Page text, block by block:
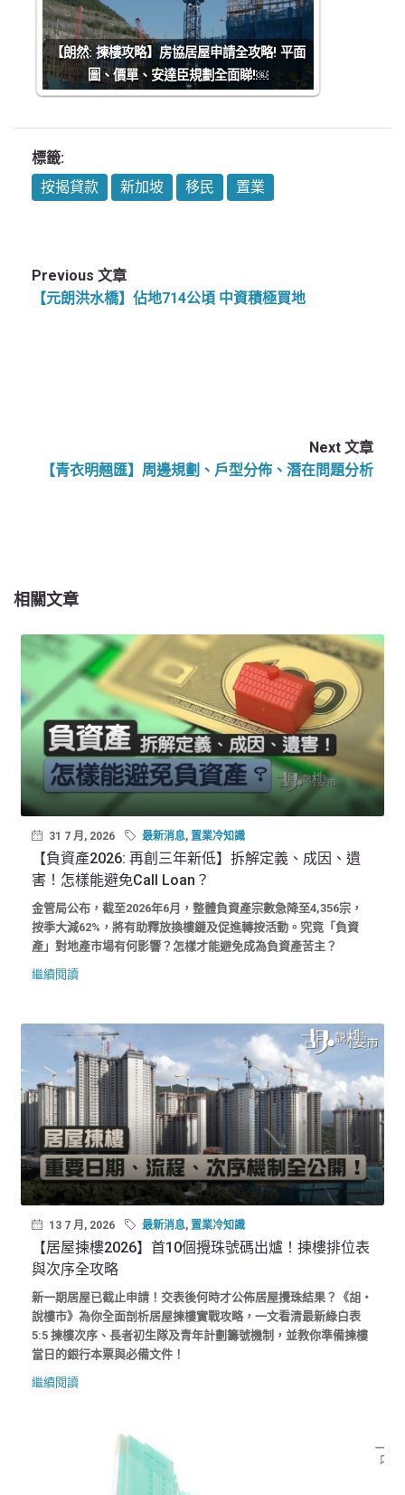
【朗然: 揀樓攻略】房協居屋申請全攻略! 平面
圖、價單、安達臣規劃全面睇!￼
標籤:
按揭貸款
新加坡 移民 置業
Previous 文章
【元朗洪水橋】佔地714公頃 中資積極買地
Next 文章
【青衣明翹匯】周邊規劃、戶型分佈、潛在問題分析
相關文章
31 7 月, 2026 最新消息, 置業冷知識
【負資產2026: 再創三年新低】拆解定義、成因、遺
害！怎樣能避免Call Loan？
金管局公布，截至2026年6月，整體負資產宗數急降至4,356宗，
按季大減62%，將有助釋放換樓鏈及促進轉按活動。究竟「負資
產」對地產市場有何影響？怎樣才能避免成為負資產苦主？
繼續閱讀
13 7 月, 2026 最新消息, 置業冷知識
【居屋揀樓2026】首10個攪珠號碼出爐！揀樓排位表
與次序全攻略
新一期居屋已截止申請！交表後何時才公佈居屋攪珠結果？《胡‧
說樓市》為你全面剖析居屋揀樓實戰攻略，一文看清最新綠白表
5:5 揀樓次序、長者初生隊及青年計劃籌號機制，並教你準備揀樓
當日的銀行本票與必備文件！
繼續閱讀